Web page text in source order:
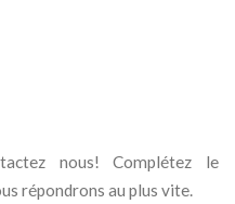
nous! Complétez le
répondrons au plus vite.